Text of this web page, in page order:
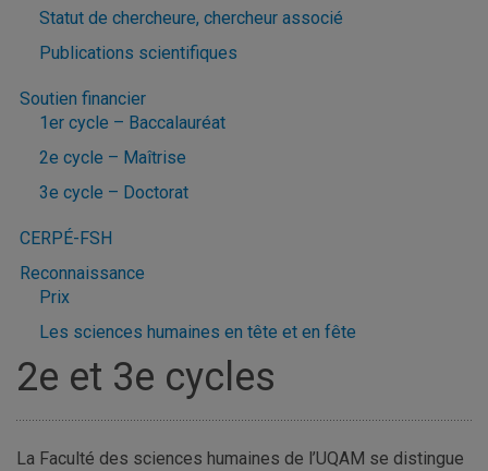
Statut de chercheure, chercheur associé
Publications scientifiques
Soutien financier
1er cycle – Baccalauréat
2e cycle – Maîtrise
3e cycle – Doctorat
CERPÉ-FSH
Reconnaissance
Prix
Les sciences humaines en tête et en fête
2e et 3e cycles
La Faculté des sciences humaines de l’UQAM se distingue